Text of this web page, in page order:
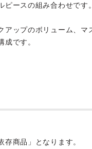
ピースの組み合わせです。
アップのボリューム、マ
成です。
存商品」となります。